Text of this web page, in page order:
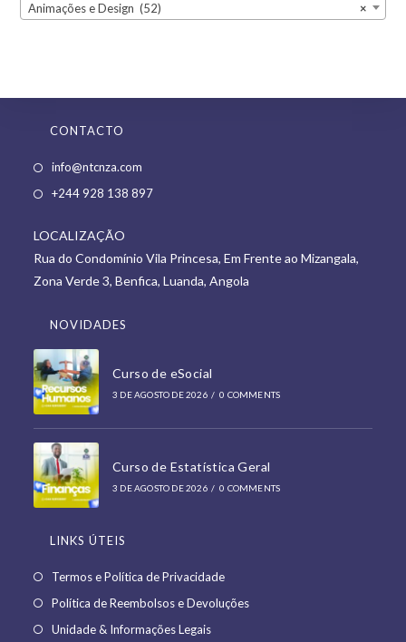
×
Animações e Design (52)
CONTACTO
info@ntcnza.com
in
tab
+244 928 138 897Opens
new
tab
LOCALIZAÇÃO
Rua do Condomínio Vila Princesa, Em Frente ao Mizangala,
Zona Verde 3, Benfica, Luanda, Angola
NOVIDADES
Curso de eSocial
3 DE AGOSTO DE 2026 / 0 COMMENTS
Curso de Estatística Geral
3 DE AGOSTO DE 2026 / 0 COMMENTS
LINKS ÚTEIS
Termos e Política de PrivacidadeOpens
in
Política de Reembolsos e DevoluçõesOpens
Unidade & Informações LegaisOpens